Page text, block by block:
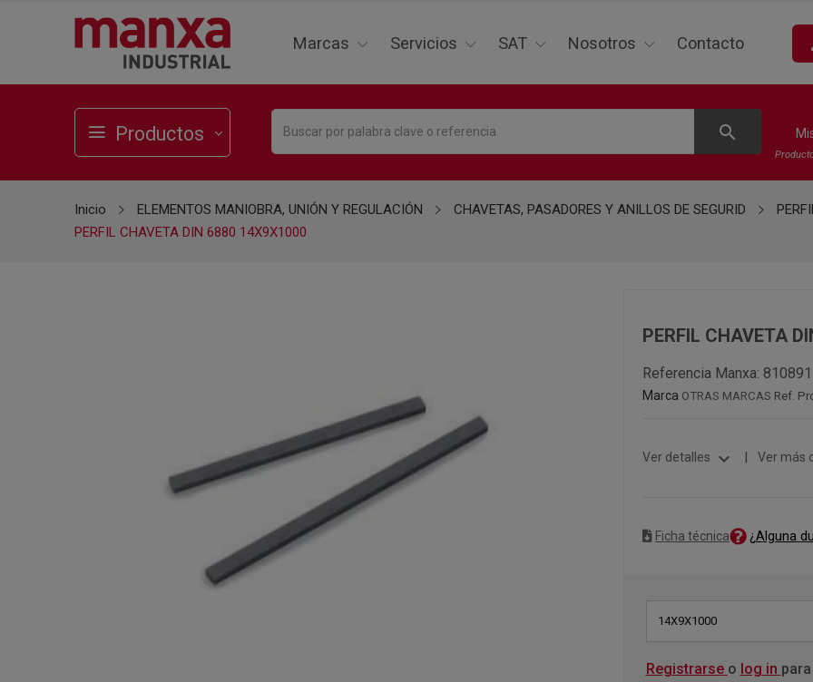
Marcas Servicios SAT Nosotros Contacto
Productos search
Inicio ELEMENTOS MANIOBRA, UNIÓN Y REGULACIÓN CHAVETAS, PASADORES Y ANILLOS DE SEGURID
PERFIL CHAVETA DIN 6880 14X9X1000
PERFIL CHAVETA
Referencia Manxa: 810891
Marca OTRAS MARCAS Ref.
Ver detalles expand_more Ver más
Ficha técnica ¿Alguna
14X9X1000
Registrarse o log in